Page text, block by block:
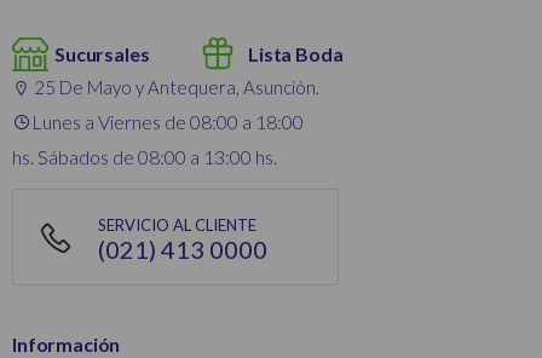
Sucursales Lista Boda
25 De Mayo y Antequera, Asunción.
Lunes a Viernes de 08:00 a 18:00
hs. Sábados de 08:00 a 13:00 hs.
SERVICIO AL CLIENTE
(021) 413 0000
Información